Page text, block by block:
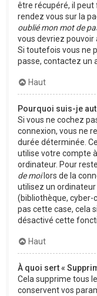
être récupéré, il
rendez vous sur la
oublié mon mot de
vous devriez pouvoir
Si toutefois vous ne
passe, contactez un
Haut
Pourquoi suis-je
Si vous ne cochez
connexion, vous ne
durée déterminée.
utilise votre compte
ordinateur. Pour
de moilors de la
utilisez un
(bibliothèque, cyber-
pas cette case, cela
désactivé cette
Haut
À quoi sert «
Cela supprime tous
conservent vos